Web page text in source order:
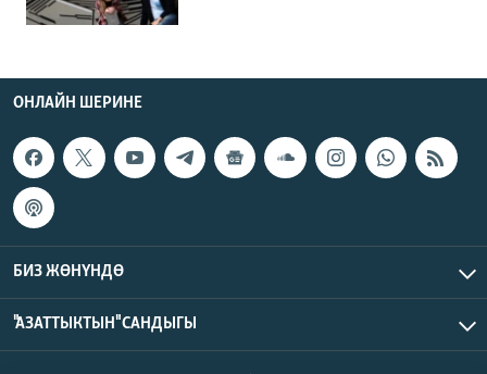
ОНЛАЙН ШЕРИНЕ
БИЗ ЖӨНҮНДӨ
"АЗАТТЫКТЫН" САНДЫГЫ